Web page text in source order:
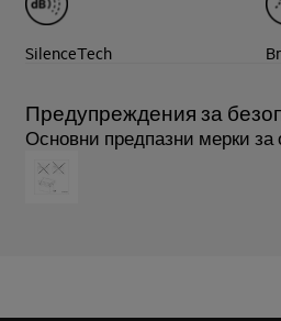
SilenceTech
Предупреждения за
Основни предпазни мерки за